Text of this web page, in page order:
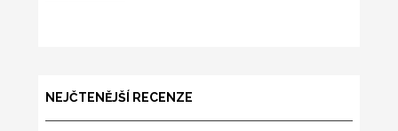
NEJČTENĚJŠÍ RECENZE